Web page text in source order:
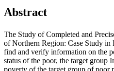
Abstract
The Study of Completed and
of Northern Region: Case Study in
find and verify information on the
status of the poor, the target group
poverty of the target group of poor